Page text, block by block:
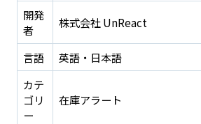
開発
者
株式会社 UnReact
言語
英語・日本語
カテ
ゴリ
ー
在庫アラート